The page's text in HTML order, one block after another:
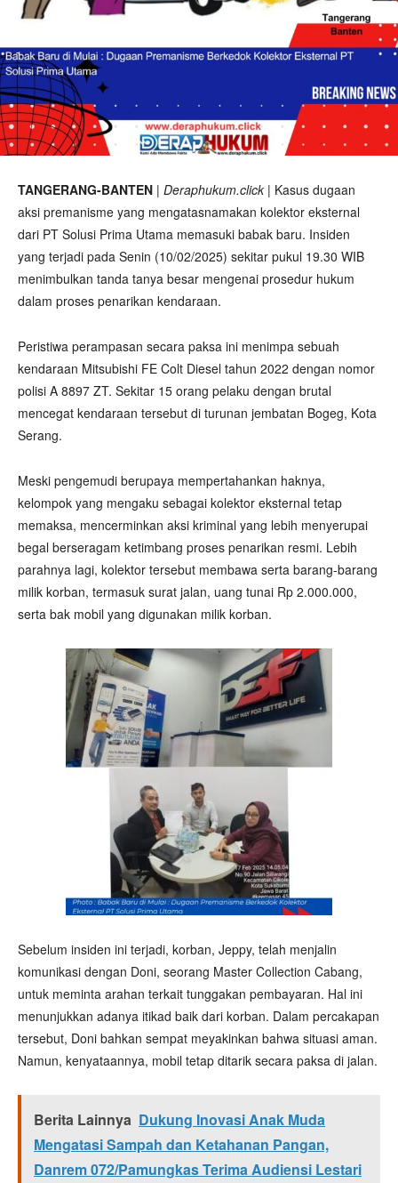
TANGERANG-BANTEN | Deraphukum.click | Kasus dugaan
aksi premanisme yang mengatasnamakan kolektor eksternal
dari PT Solusi Prima Utama memasuki babak baru. Insiden
yang terjadi pada Senin (10/02/2025) sekitar pukul 19.30 WIB
menimbulkan tanda tanya besar mengenai prosedur hukum
dalam proses penarikan kendaraan.
Peristiwa perampasan secara paksa ini menimpa sebuah
kendaraan Mitsubishi FE Colt Diesel tahun 2022 dengan nomor
polisi A 8897 ZT. Sekitar 15 orang pelaku dengan brutal
mencegat kendaraan tersebut di turunan jembatan Bogeg, Kota
Serang.
Meski pengemudi berupaya mempertahankan haknya,
kelompok yang mengaku sebagai kolektor eksternal tetap
memaksa, mencerminkan aksi kriminal yang lebih menyerupai
begal berseragam ketimbang proses penarikan resmi. Lebih
parahnya lagi, kolektor tersebut membawa serta barang-barang
milik korban, termasuk surat jalan, uang tunai Rp 2.000.000,
serta bak mobil yang digunakan milik korban.
Sebelum insiden ini terjadi, korban, Jeppy, telah menjalin
komunikasi dengan Doni, seorang Master Collection Cabang,
untuk meminta arahan terkait tunggakan pembayaran. Hal ini
menunjukkan adanya itikad baik dari korban. Dalam percakapan
tersebut, Doni bahkan sempat meyakinkan bahwa situasi aman.
Namun, kenyataannya, mobil tetap ditarik secara paksa di jalan.
Berita Lainnya Dukung Inovasi Anak Muda
Mengatasi Sampah dan Ketahanan Pangan,
Danrem 072/Pamungkas Terima Audiensi Lestari